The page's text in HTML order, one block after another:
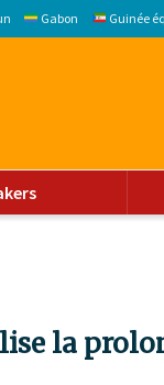
Gabon Guinée
la